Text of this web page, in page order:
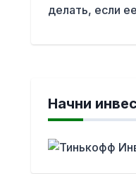
делать, если
Начни